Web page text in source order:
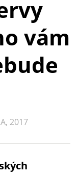
vám
2017